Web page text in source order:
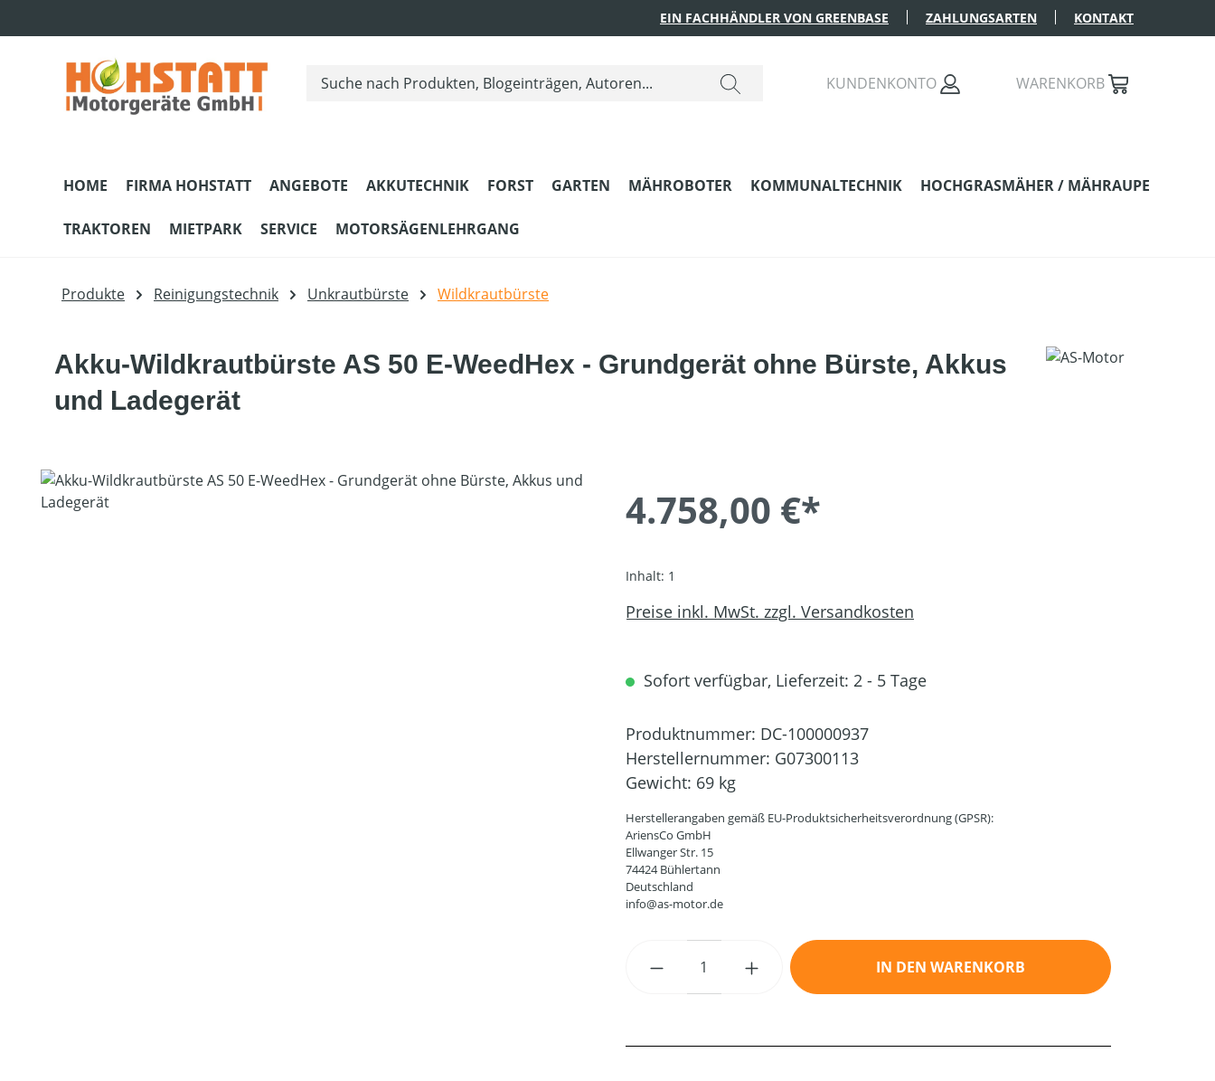
EIN FACHHÄNDLER VON GREENBASE ZAHLUNGSARTEN KONTAKT
KUNDENKONTO WARENKORB
HOME FIRMA HOHSTATT ANGEBOTE AKKUTECHNIK FORST GARTEN MÄHROBOTER KOMMUNALTECHNIK HOCHGRASMÄHER / MÄHRAUPE
TRAKTOREN MIETPARK SERVICE MOTORSÄGENLEHRGANG
Produkte Reinigungstechnik Unkrautbürste Wildkrautbürste
Akku-Wildkrautbürste AS 50 E-WeedHex - Grundgerät ohne Bürste, Akkus
und Ladegerät
Bildergalerie überspringen
4.758,00 €*
Inhalt: 1
Preise inkl. MwSt. zzgl. Versandkosten
Sofort verfügbar, Lieferzeit: 2 - 5 Tage
Produktnummer: DC-100000937
Herstellernummer: G07300113
Gewicht: 69 kg
Herstellerangaben gemäß EU-Produktsicherheitsverordnung (GPSR):
AriensCo GmbH
Ellwanger Str. 15
74424 Bühlertann
Deutschland
info@as-motor.de
Produkt Anzahl: Gib den gewünschten Wert ein oder
IN DEN WARENKORB